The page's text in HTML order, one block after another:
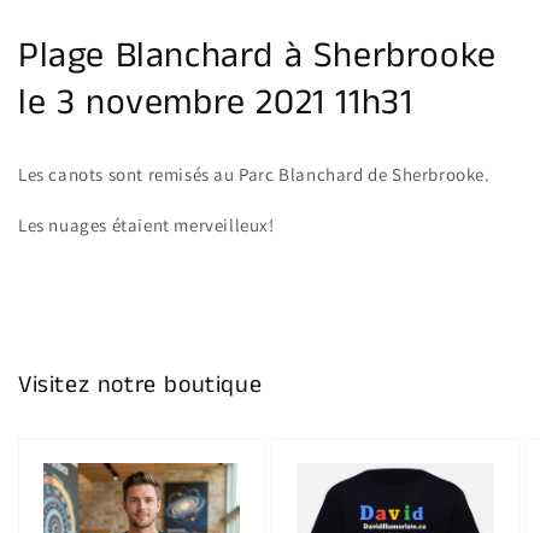
Plage Blanchard à Sherbrooke
le 3 novembre 2021 11h31
Les canots sont remisés au Parc Blanchard de Sherbrooke.
Les nuages étaient merveilleux!
Visitez notre boutique